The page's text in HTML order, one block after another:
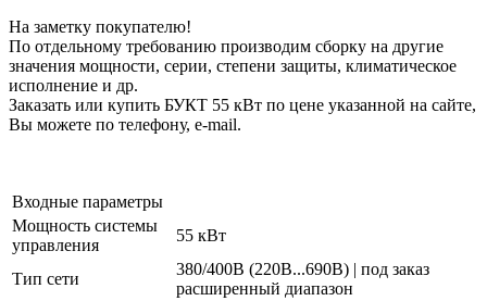
На заметку покупателю!
По отдельному требованию производим сборку на другие
значения мощности, серии, степени защиты, климатическое
исполнение и др.
Заказать или купить БУКТ 55 кВт по цене указанной на сайте,
Вы можете по телефону, e-mail.
Входные параметры
Мощность системы
управления
55 кВт
Тип сети
380/400В (220В...690В) | под заказ
расширенный диапазон